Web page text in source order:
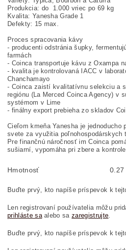
Produkcia: do 1.000 vriec po 69 kg
Kvalita: Yanesha Grade 1
Defekty: 15 max.
Proces spracovania kávy
- producenti odstránia šupky,
farmách
- Coinca transportuje kávu z Oxampa
- kvalita je kontrolovaná IACC v
Chanchamayo
- Coinca zaistí kvalitatívnu selekciu a
regiónu (La Merced Coinca Agency) v
systémom v Lime
- finálny export prebieha zo skladov
Cieľom kmeňa Yanesha je jednoducho
svete za využitia poľnohospodárskych
Pre finančnú náročnosť im Coinca
sušiarní, vypomáha pri zbere a
Hmotnosť 0.27
Buďte prvý, kto napíše príspevok k
Len registrovaní používatelia môžu
prihláste saalebo sazaregistrujte.
Buďte prvý, kto napíše príspevok k